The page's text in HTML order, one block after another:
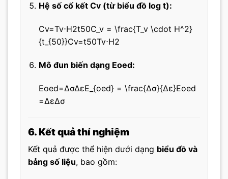
Hệ số cố kết Cv (từ biểu đồ log t):
Cv=Tv⋅H2t50C_v = \frac{T_v \cdot H^2}
{t_{50}}Cv=t50Tv⋅H2
Mô đun biến dạng Eoed:
Eoed=ΔσΔεE_{oed} = \frac{Δσ}{Δε}Eoed
=ΔεΔσ
6. Kết quả thí nghiệm
Kết quả được thể hiện dưới dạng biểu đồ và
bảng số liệu, bao gồm: